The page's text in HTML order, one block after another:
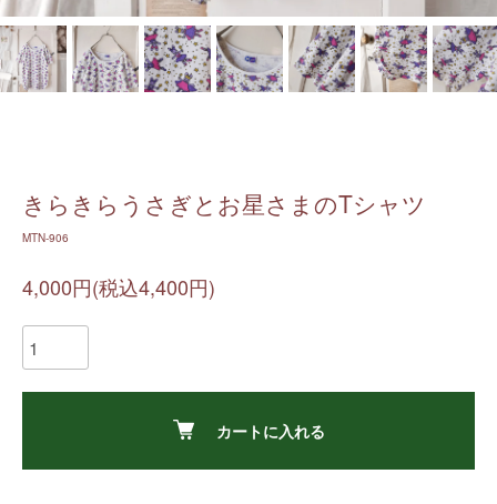
きらきらうさぎとお星さまのTシャツ
MTN-906
4,000円(税込4,400円)
カートに入れる